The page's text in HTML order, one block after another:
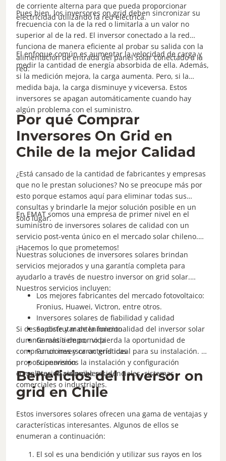
de corriente alterna para que pueda proporcionar
electricidad utilizando la red eléctrica.
Pues bien, los inversores on grid deben sincronizar su
frecuencia con la de la red o limitarla a un valor no
superior al de la red. El inversor conectado a la red
funciona de manera eficiente al probar su salida con la
alimentación de entrada del panel solar conectado a la
red.
El enfoque común es aumentar la velocidad de carga y
medir la cantidad de energía absorbida de ella. Además,
si la medición mejora, la carga aumenta. Pero, si la
medida baja, la carga disminuye y viceversa. Estos
inversores se apagan automáticamente cuando hay
algún problema con el suministro.
Por qué Comprar
Inversores On Grid en
Chile de la mejor Calidad
¿Está cansado de la cantidad de fabricantes y empresas
que no le prestan soluciones? No se preocupe más por
esto porque estamos aquí para eliminar todas sus
consultas y brindarle la mejor solución posible en un
solo lugar.
En EMAT somos una empresa de primer nivel en el
suministro de inversores solares de calidad con un
servicio post-venta único en el mercado solar chileno.
¡Hacemos lo que prometemos!
Nuestras soluciones de inversores solares brindan
servicios mejorados y una garantía completa para
ayudarlo a través de nuestro inversor on grid solar.
Nuestros servicios incluyen:
Los mejores fabricantes del mercado fotovoltaico:
Fronius, Huawei, Victron, entre otros.
Inversores solares de fiabilidad y calidad
Soporte y mantenimiento
Garantía de por vida
Funciones y características
Supervisión
Precios asequibles
Si desea disfrutar de la funcionalidad del inversor solar
durante más tiempo, no pierda la oportunidad de
comprar un inversor on grid ideal para su instalación. Le
proporcionaremos la instalación y configuración
completas en sistemas residenciales, sistemas
comerciales o industriales.
Beneficios del Inversor on
grid en Chile
Estos inversores solares ofrecen una gama de ventajas y
características interesantes. Algunos de ellos se
enumeran a continuación:
El sol es una bendición y utilizar sus rayos en los